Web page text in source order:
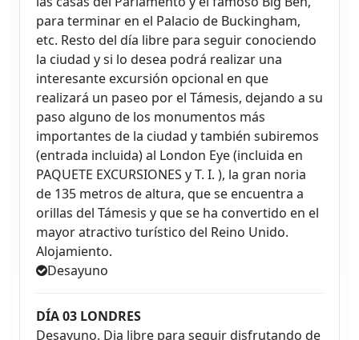
para terminar en el Palacio de Buckingham,
etc. Resto del día libre para seguir conociendo
la ciudad y si lo desea podrá realizar una
interesante excursión opcional en que
realizará un paseo por el Támesis, dejando a su
paso alguno de los monumentos más
importantes de la ciudad y también subiremos
(entrada incluida) al London Eye (incluida en
PAQUETE EXCURSIONES y T. I. ), la gran noria
de 135 metros de altura, que se encuentra a
orillas del Támesis y que se ha convertido en el
mayor atractivo turístico del Reino Unido.
Alojamiento.
Desayuno
DÍA 03 LONDRES
Desayuno. Dia libre para seguir disfrutando de